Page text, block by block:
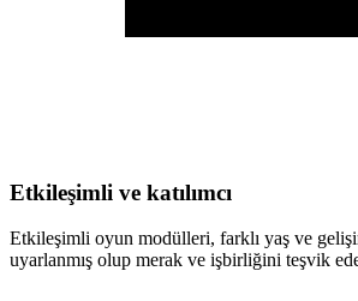
Etkileşimli ve katılımcı
Etkileşimli oyun modülleri, farklı yaş ve
uyarlanmış olup merak ve işbirliğini teşvik